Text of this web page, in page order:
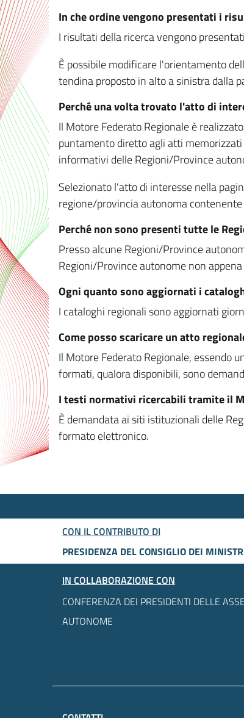
In che ordine vengono presentati i
I risultati della ricerca vengono
È possibile modificare l'orientamento
tendina proposto in alto a sinistra dalla
Perché una volta trovato l'atto di
Il Motore Federato Regionale è
puntamento diretto agli atti
informativi delle Regioni/Province
Selezionato l'atto di interesse nella
regione/provincia autonoma
Perché non sono presenti tutte le
Presso alcune Regioni/Province
Regioni/Province autonome non
Ogni quanto sono aggiornati i
I cataloghi regionali sono aggiornati
Come posso scaricare un atto
Il Motore Federato Regionale, essendo
formati, qualora disponibili, sono
I testi normativi ricercabili tramite il
È demandata ai siti istituzionali delle
formato elettronico.
CON IL CONTRIBUTO DI
PRESIDENZA DEL CONSIGLIO DEI
IN COLLABORAZIONE CON
CONFERENZA DEI PRESIDENTI DELLE
AUTONOME